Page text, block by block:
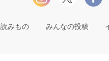
読みもの みんなの投稿